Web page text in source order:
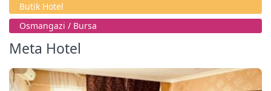
Butik Hotel
Osmangazi̇ / Bursa
Meta Hotel